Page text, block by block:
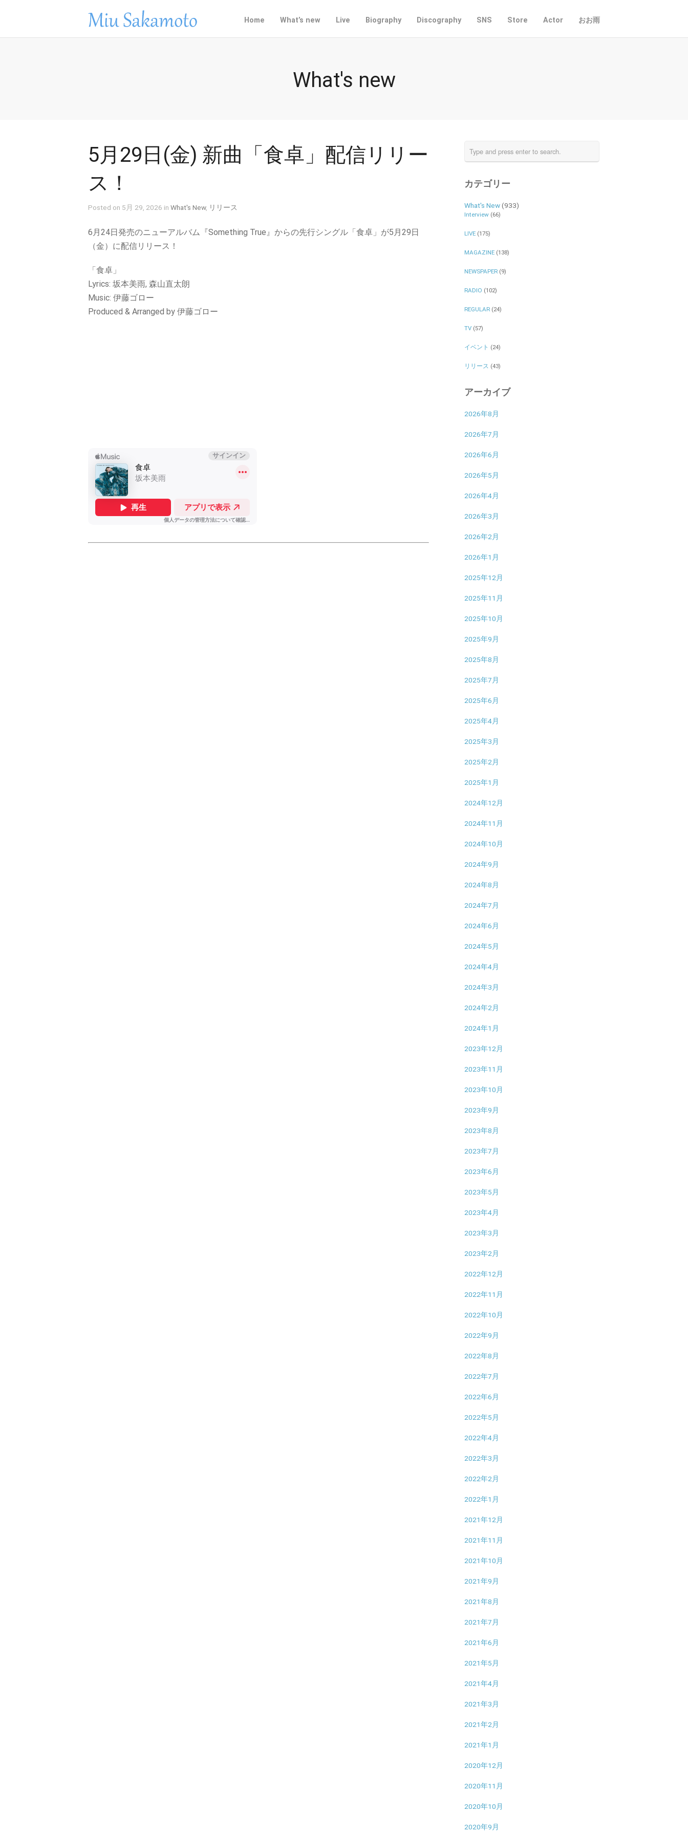
Home What’s new Live Biography Discography SNS Store Actor おお雨
What's new
5月29日(金) 新曲「食卓」配信リリー
ス！
Posted on 5月 29, 2026 in What's New, リリース
6月24日発売のニューアルバム『Something True』からの先行シングル「食卓」が5月29日
（金）に配信リリース！
「食卓」
Lyrics: 坂本美雨, 森山直太朗
Music: 伊藤ゴロー
Produced & Arranged by 伊藤ゴロー
カテゴリー
What's New(933)
Interview (66)
LIVE (175)
MAGAZINE (138)
NEWSPAPER (9)
RADIO (102)
REGULAR (24)
TV (57)
イベント (24)
リリース (43)
アーカイブ
2026年8月
2026年7月
2026年6月
2026年5月
2026年4月
2026年3月
2026年2月
2026年1月
2025年12月
2025年11月
2025年10月
2025年9月
2025年8月
2025年7月
2025年6月
2025年4月
2025年3月
2025年2月
2025年1月
2024年12月
2024年11月
2024年10月
2024年9月
2024年8月
2024年7月
2024年6月
2024年5月
2024年4月
2024年3月
2024年2月
2024年1月
2023年12月
2023年11月
2023年10月
2023年9月
2023年8月
2023年7月
2023年6月
2023年5月
2023年4月
2023年3月
2023年2月
2022年12月
2022年11月
2022年10月
2022年9月
2022年8月
2022年7月
2022年6月
2022年5月
2022年4月
2022年3月
2022年2月
2022年1月
2021年12月
2021年11月
2021年10月
2021年9月
2021年8月
2021年7月
2021年6月
2021年5月
2021年4月
2021年3月
2021年2月
2021年1月
2020年12月
2020年11月
2020年10月
2020年9月